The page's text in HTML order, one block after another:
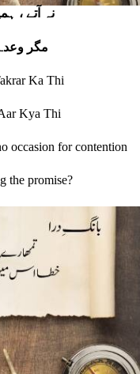
نہ آتے ،
مگر
Ka Thi
Kya Thi
occasion for contention
the promise?